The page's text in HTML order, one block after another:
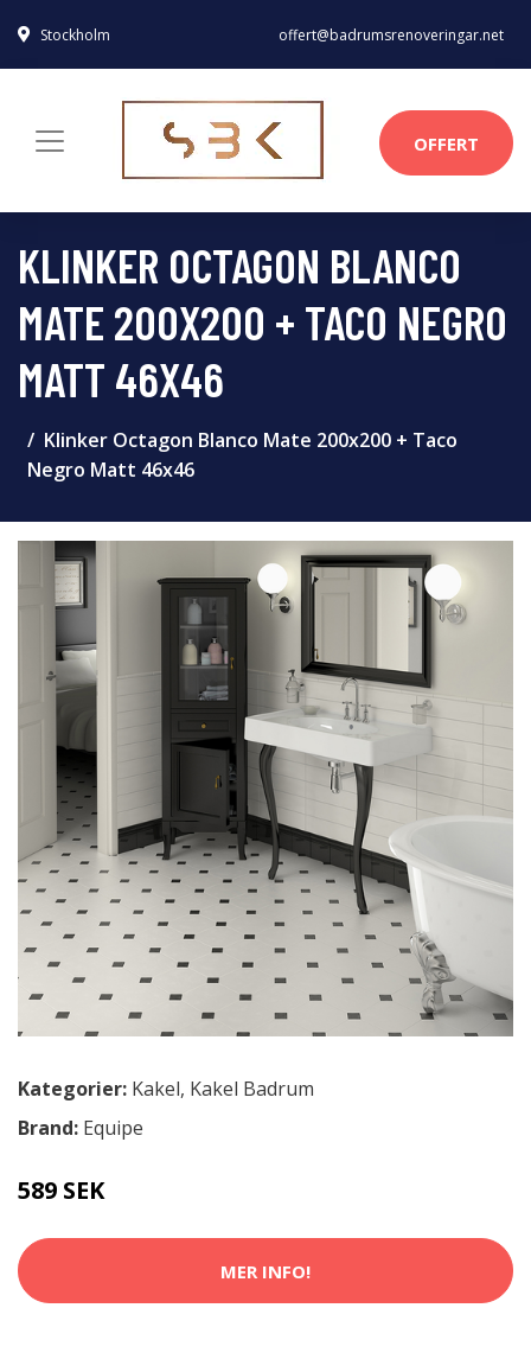
Stockholm offert@badrumsrenoveringar.net
OFFERT
KLINKER OCTAGON BLANCO
MATE 200X200 + TACO NEGRO
MATT 46X46
Klinker Octagon Blanco Mate 200x200 + Taco
Negro Matt 46x46
Kategorier: Kakel, Kakel Badrum
Brand: Equipe
589 SEK
MER INFO!